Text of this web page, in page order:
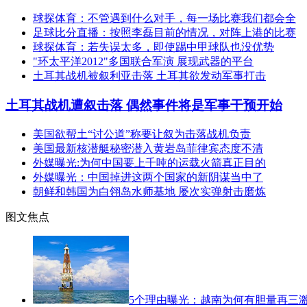
球探体育：不管遇到什么对手，每一场比赛我们都会全
足球比分直播：按照李磊目前的情况，对阵上港的比赛
球探体育：若失误太多，即使踢中甲球队也没优势
"环太平洋2012"多国联合军演 展现武器的平台
土耳其战机被叙利亚击落 土耳其欲发动军事打击
土耳其战机遭叙击落 偶然事件将是军事干预开始
美国欲帮土“讨公道”称要让叙为击落战机负责
美国最新核潜艇秘密潜入黄岩岛菲律宾态度不清
外媒曝光:为何中国要上千吨的运载火箭真正目的
外媒曝光：中国掉进这两个国家的新阴谋当中了
朝鲜和韩国为白翎岛水师基地 屡次实弹射击磨炼
图文焦点
5个理由曝光：越南为何有胆量再三